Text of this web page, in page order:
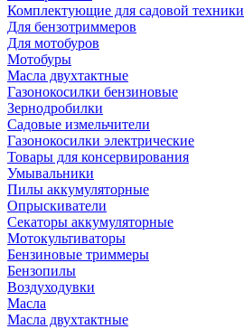
Комплектующие для садовой техники
Для бензотриммеров
Для мотобуров
Мотобуры
Масла двухтактные
Газонокосилки бензиновые
Зернодробилки
Садовые измельчители
Газонокосилки электрические
Товары для консервирования
Умывальники
Пилы аккумуляторные
Опрыскиватели
Секаторы аккумуляторные
Мотокультиваторы
Бензиновые триммеры
Бензопилы
Воздуходувки
Масла
Масла двухтактные